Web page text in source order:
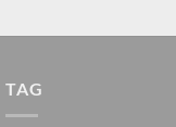
TAG